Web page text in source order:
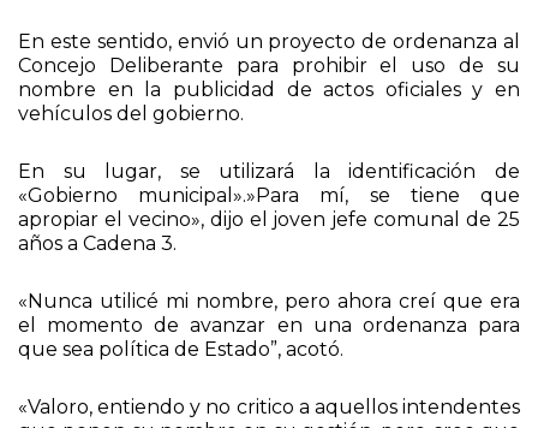
En este sentido, envió un proyecto de ordenanza al
Concejo Deliberante para prohibir el uso de su
nombre en la publicidad de actos oficiales y en
vehículos del gobierno.
En su lugar, se utilizará la identificación de
«Gobierno municipal».»Para mí, se tiene que
apropiar el vecino», dijo el joven jefe comunal de 25
años a Cadena 3.
«Nunca utilicé mi nombre, pero ahora creí que era
el momento de avanzar en una ordenanza para
que sea política de Estado”, acotó.
«Valoro, entiendo y no critico a aquellos intendentes